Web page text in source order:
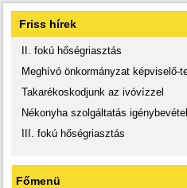
Friss hírek
II. fokú hőségriasztás
Meghívó önkormányzat képviselő-
Takarékoskodjunk az ivóvízzel
Nékonyha szolgáltatás
III. fokú hőségriasztás
Főmenü